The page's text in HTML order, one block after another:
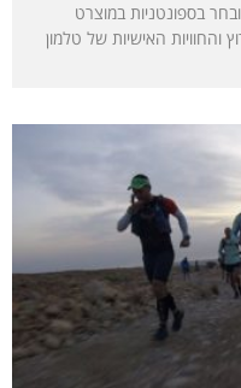
חיפש מרוץ של 100 ק"מ ובחר בספונטניות במוצרט
האישיות של טלמון